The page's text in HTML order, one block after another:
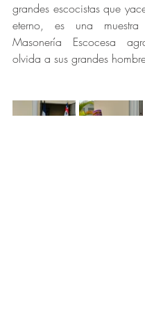
grandes escocistas que
eterno, es una
Masonería Escocesa
olvida a sus grandes